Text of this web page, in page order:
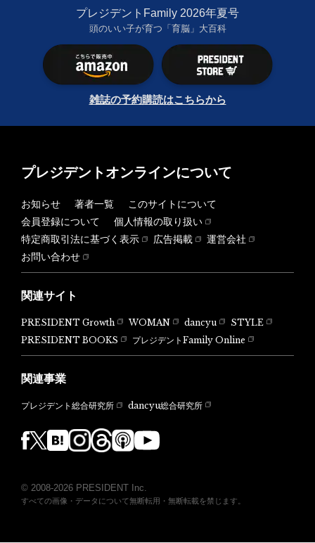
プレジデントFamily 2026年夏号
頭のいい子が育つ「育脳」大百科
雑誌の予約購読はこちらから
プレジデントオンラインについて
お知らせ 著者一覧
このサイトについて
会員登録について
個人情報の取り扱い
特定商取引法に基づく表示
広告掲載
運営会社
お問い合わせ
関連サイト
PRESIDENT Growth WOMAN dancyu
STYLE
PRESIDENT BOOKS
プレジデントFamily Online
関連事業
プレジデント総合研究所 dancyu総合研究所
© 2008-2026 PRESIDENT Inc.
すべての画像・データについて無断転用・無断転載を禁じます。